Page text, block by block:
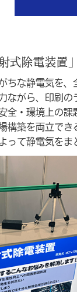
式除電装置」
ちな静電気を
ながら、印刷
全・環境上の
構築を両立でき
って静電気をま